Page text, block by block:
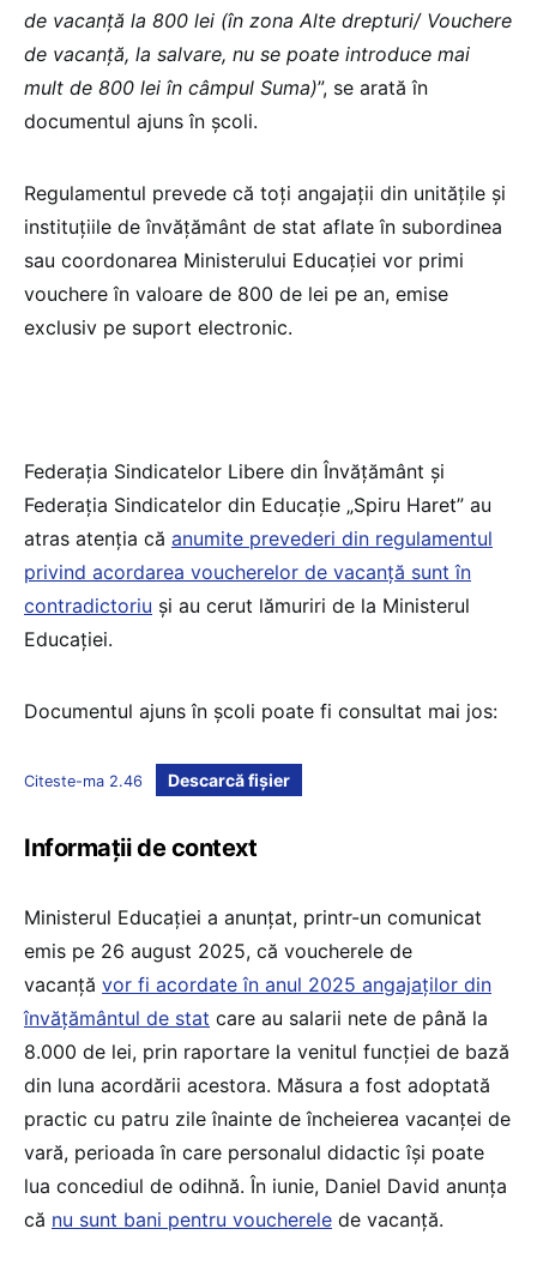
de vacanță la 800 lei (în zona Alte drepturi/ Vouchere
de vacanță, la salvare, nu se poate introduce mai
mult de 800 lei în câmpul Suma)”, se arată în
documentul ajuns în școli.
Regulamentul prevede că toți angajații din unitățile și
instituțiile de învățământ de stat aflate în subordinea
sau coordonarea Ministerului Educației vor primi
vouchere în valoare de 800 de lei pe an, emise
exclusiv pe suport electronic.
Federația Sindicatelor Libere din Învățământ și
Federația Sindicatelor din Educație „Spiru Haret” au
atras atenția că anumite prevederi din regulamentul
privind acordarea voucherelor de vacanță sunt în
contradictoriu și au cerut lămuriri de la Ministerul
Educației.
Documentul ajuns în școli poate fi consultat mai jos:
Citeste-ma 2.46 Descarcă fișier
Informații de context
Ministerul Educației a anunțat, printr-un comunicat
emis pe 26 august 2025, că voucherele de
vacanță vor fi acordate în anul 2025 angajaților din
învățământul de stat care au salarii nete de până la
8.000 de lei, prin raportare la venitul funcției de bază
din luna acordării acestora. Măsura a fost adoptată
practic cu patru zile înainte de încheierea vacanței de
vară, perioada în care personalul didactic își poate
lua concediul de odihnă. În iunie, Daniel David anunța
că nu sunt bani pentru voucherele de vacanță.